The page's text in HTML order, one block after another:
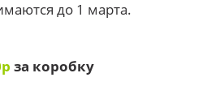
до 1 марта.
за коробку